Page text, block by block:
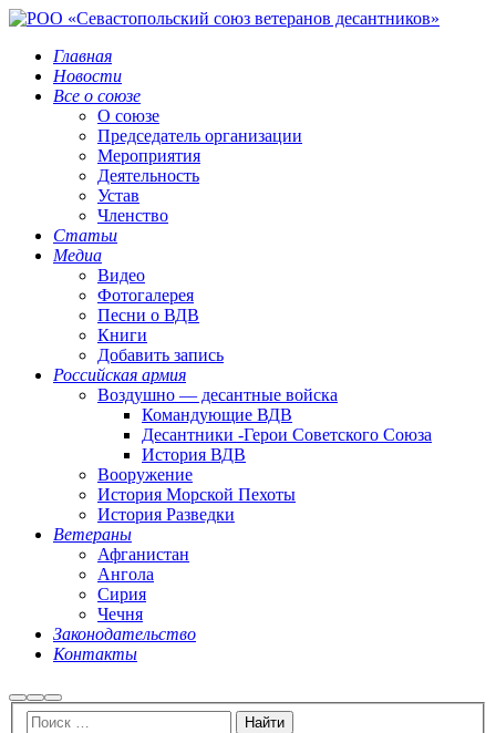
Главная
Новости
Все о союзе
О союзе
Председатель организации
Мероприятия
Деятельность
Устав
Членство
Статьи
Медиа
Видео
Фотогалерея
Песни о ВДВ
Книги
Добавить запись
Российская армия
Воздушно — десантные войска
Командующие ВДВ
Десантники -Герои Советского Союза
История ВДВ
Вооружение
История Морской Пехоты
История Разведки
Ветераны
Афганистан
Ангола
Сирия
Чечня
Законодательство
Контакты
НайтиБольше
информации
Главное
меню